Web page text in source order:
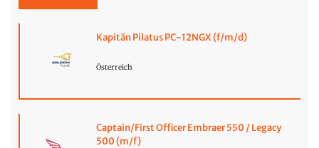
Kapitän Pilatus PC-12NGX (f/m/d)
Österreich
Captain/First Officer Embraer 550 / Legacy
500 (m/f)